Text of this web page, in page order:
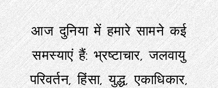
आज दुनिया में हमारे सामने कई
समस्याएं हैं: भ्रष्टाचार, जलवायु
परिवर्तन, हिंसा, युद्ध, एकाधिकार,